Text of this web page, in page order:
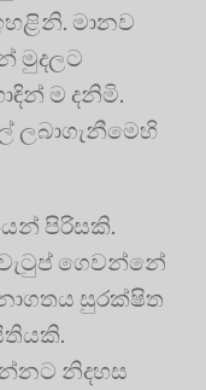
මානව
මුදලට
ම දනිමි.
ලබාගැනීමෙහි
පිරිසකි.
වැටුප් ගෙවන්නේ
සුරක්ෂිත
නිදහස